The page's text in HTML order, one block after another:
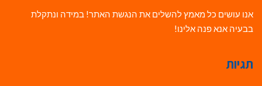
אנו עושים כל מאמץ להשלים את הנגשת האתר! במידה ונתקלת
בבעיה אנא פנה אלינו!
תגיות